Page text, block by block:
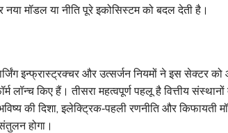
मॉडल या नीति पूरे इकोसिस्टम को बदल देती है।
इन्फ्रास्ट्रक्चर और उत्सर्जन नियमों ने इस सेक्टर
लॉन्च किए हैं। तीसरा महत्वपूर्ण पहलू है वित्तीय
की दिशा,इलेक्ट्रिक‑पहली रणनीति और किफायती
होगा।